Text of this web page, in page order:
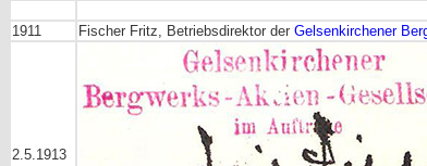
1911 Fischer Fritz, Betriebsdirektor der Gelsenkirchener
2.5.1913